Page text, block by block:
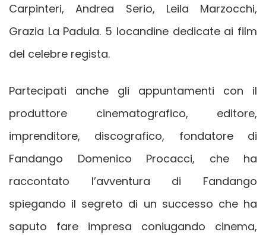
Carpinteri, Andrea Serio, Leila Marzocchi,
Grazia La Padula. 5 locandine dedicate ai film
del celebre regista.
Partecipati anche gli appuntamenti con il
produttore cinematografico, editore,
imprenditore, discografico, fondatore di
Fandango Domenico Procacci, che ha
raccontato l’avventura di Fandango
spiegando il segreto di un successo che ha
saputo fare impresa coniugando cinema,